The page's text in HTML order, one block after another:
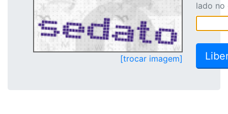
[trocar imagem]
lado no